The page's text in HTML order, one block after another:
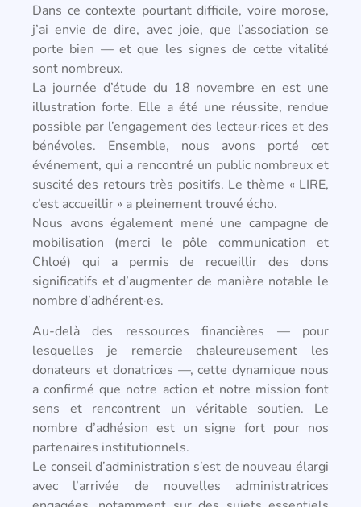
Dans ce contexte pourtant difficile, voire morose,
j’ai envie de dire, avec joie, que l’association se
porte bien — et que les signes de cette vitalité
sont nombreux.
La journée d’étude du 18 novembre en est une
illustration forte. Elle a été une réussite, rendue
possible par l’engagement des lecteur·rices et des
bénévoles. Ensemble, nous avons porté cet
événement, qui a rencontré un public nombreux et
suscité des retours très positifs. Le thème « LIRE,
c’est accueillir » a pleinement trouvé écho.
Nous avons également mené une campagne de
mobilisation (merci le pôle communication et
Chloé) qui a permis de recueillir des dons
significatifs et d’augmenter de manière notable le
nombre d’adhérent·es.
Au-delà des ressources financières — pour
lesquelles je remercie chaleureusement les
donateurs et donatrices —, cette dynamique nous
a confirmé que notre action et notre mission font
sens et rencontrent un véritable soutien. Le
nombre d’adhésion est un signe fort pour nos
partenaires institutionnels.
Le conseil d’administration s’est de nouveau élargi
avec l’arrivée de nouvelles administratrices